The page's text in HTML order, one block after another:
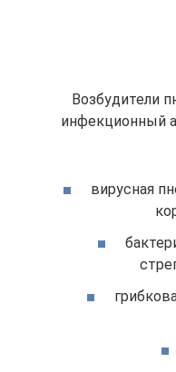
Возбудители
инфекционный
вирусная